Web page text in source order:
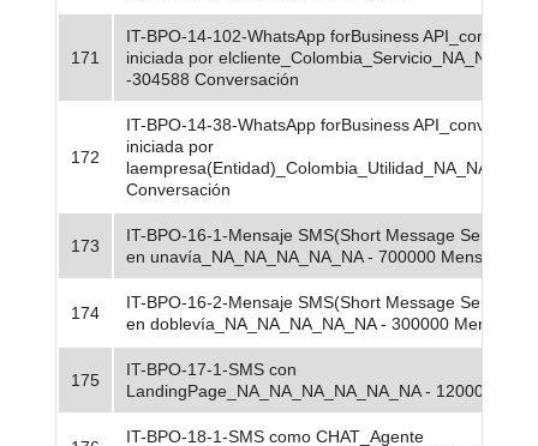
171
IT-BPO-14-102-WhatsApp forBusiness
iniciada por elcliente_Colombia_Servicio_NA_NA_NA
-304588 Conversación
172
IT-BPO-14-38-WhatsApp forBusiness
iniciada por
laempresa(Entidad)_Colombia_Utilidad_NA_NA_NA -
Conversación
173
IT-BPO-16-1-Mensaje SMS(Short Message Service)
en unavía_NA_NA_NA_NA_NA - 700000
174
IT-BPO-16-2-Mensaje SMS(Short Message Service)
en doblevía_NA_NA_NA_NA_NA - 300000
175
IT-BPO-17-1-SMS con
LandingPage_NA_NA_NA_NA_NA_NA -
IT-BPO-18-1-SMS como CHAT_Agente